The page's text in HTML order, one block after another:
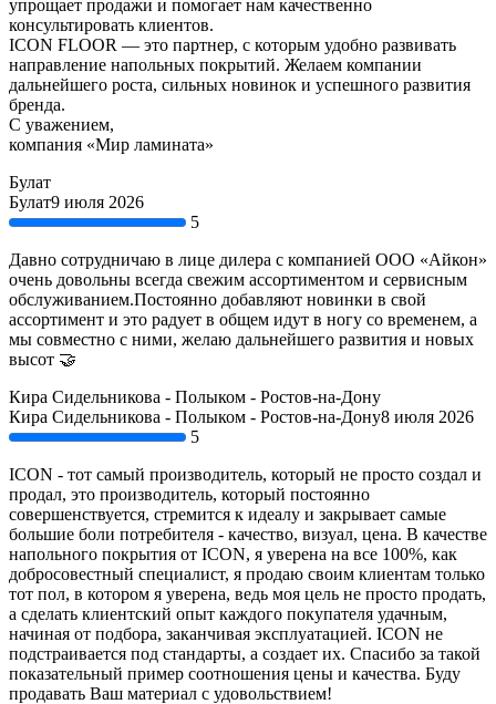
упрощает продажи и помогает нам качественно
консультировать клиентов.
ICON FLOOR — это партнер, с которым удобно развивать
направление напольных покрытий. Желаем компании
дальнейшего роста, сильных новинок и успешного развития
бренда.
С уважением,
компания «Мир ламината»
Булат
Булат9 июля 2026
5
Давно сотрудничаю в лице дилера с компанией ООО «Айкон»
очень довольны всегда свежим ассортиментом и сервисным
обслуживанием.Постоянно добавляют новинки в свой
ассортимент и это радует в общем идут в ногу со временем, а
мы совместно с ними, желаю дальнейшего развития и новых
высот 🤝
Кира Сидельникова - Полыком - Ростов-на-Дону
Кира Сидельникова - Полыком - Ростов-на-Дону8 июля 2026
5
ICON - тот самый производитель, который не просто создал и
продал, это производитель, который постоянно
совершенствуется, стремится к идеалу и закрывает самые
большие боли потребителя - качество, визуал, цена. В качестве
напольного покрытия от ICON, я уверена на все 100%, как
добросовестный специалист, я продаю своим клиентам только
тот пол, в котором я уверена, ведь моя цель не просто продать,
а сделать клиентский опыт каждого покупателя удачным,
начиная от подбора, заканчивая эксплуатацией. ICON не
подстраивается под стандарты, а создает их. Спасибо за такой
показательный пример соотношения цены и качества. Буду
продавать Ваш материал с удовольствием!